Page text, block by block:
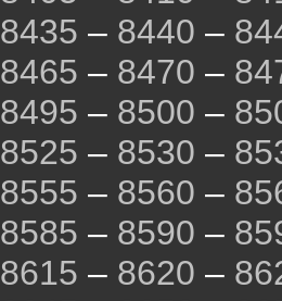
8435 – 8440 –
8465 – 8470 –
8495 – 8500 –
8525 – 8530 –
8555 – 8560 –
8585 – 8590 –
8615 – 8620 –